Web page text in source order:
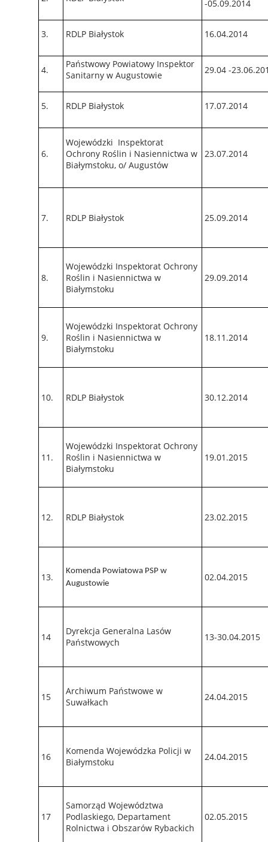
-05.09.2014
3. RDLP Białystok 16.04.2014
4.
Państwowy Powiatowy Inspektor
Sanitarny w Augustowie
29.04 -
5. RDLP Białystok 17.07.2014
6.
Wojewódzki Inspektorat
Ochrony Roślin i Nasiennictwa w
Białymstoku, o/ Augustów
23.07.2014
7. RDLP Białystok 25.09.2014
8.
Wojewódzki Inspektorat Ochrony
Roślin i Nasiennictwa w
Białymstoku
29.09.2014
9.
Wojewódzki Inspektorat Ochrony
Roślin i Nasiennictwa w
Białymstoku
18.11.2014
10. RDLP Białystok 30.12.2014
11.
Wojewódzki Inspektorat Ochrony
Roślin i Nasiennictwa w
Białymstoku
19.01.2015
12. RDLP Białystok 23.02.2015
13.
Komenda Powiatowa PSP w
Augustowie
02.04.2015
14
Dyrekcja Generalna Lasów
Państwowych
13-30.04.2015
15
Archiwum Państwowe w
Suwałkach
24.04.2015
16
Komenda Wojewódzka Policji w
Białymstoku
24.04.2015
17
Samorząd Województwa
Podlaskiego, Departament
Rolnictwa i Obszarów Rybackich
02.05.2015